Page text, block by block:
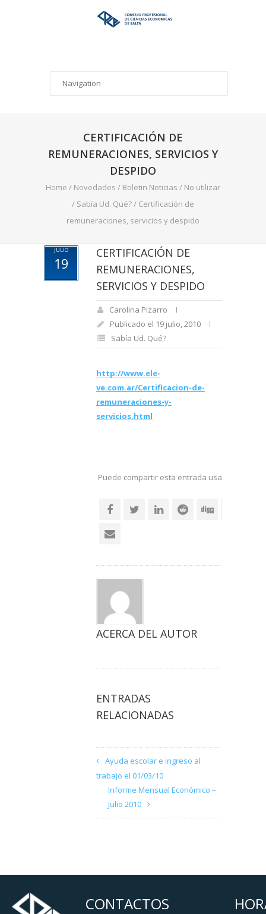
CERTIFICACIÓN DE
REMUNERACIONES, SERVICIOS Y
DESPIDO
Home / Novedades / Boletin Noticias / No utilizar
/ Sabía Ud. Qué?/ Certificación de
remuneraciones, servicios y despido
JULIO
19
CERTIFICACIÓN DE
REMUNERACIONES,
SERVICIOS Y DESPIDO
Carolina Pizarro
Publicado el 19 julio, 2010
Sabía Ud. Qué?
http://www.ele-
ve.com.ar/Certificacion-de-
remuneraciones-y-
servicios.html
Puede compartir esta entrada usando sus
ACERCA DEL AUTOR
ENTRADAS
RELACIONADAS
Ayuda escolar e ingreso al
trabajo el 01/03/10
Informe Mensual Económico –
Julio 2010
CONTACTOS